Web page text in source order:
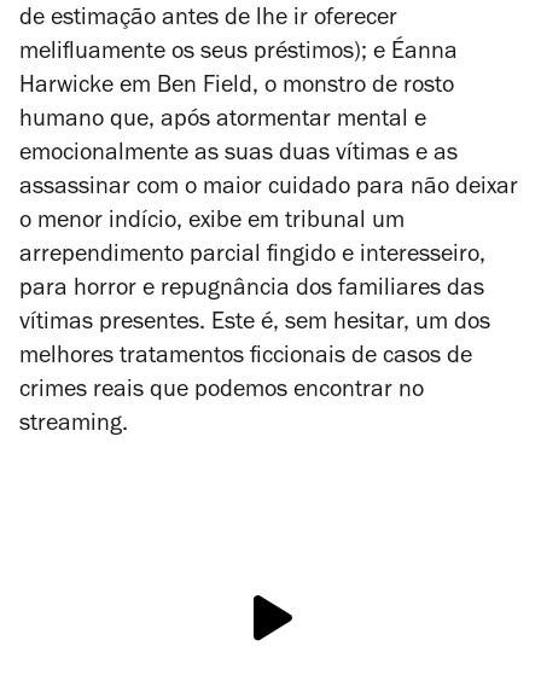
de estimação antes de lhe ir oferecer
melifluamente os seus préstimos); e Éanna
Harwicke em Ben Field, o monstro de rosto
humano que, após atormentar mental e
emocionalmente as suas duas vítimas e as
assassinar com o maior cuidado para não deixar
o menor indício, exibe em tribunal um
arrependimento parcial fingido e interesseiro,
para horror e repugnância dos familiares das
vítimas presentes. Este é, sem hesitar, um dos
melhores tratamentos ficcionais de casos de
crimes reais que podemos encontrar no
streaming.